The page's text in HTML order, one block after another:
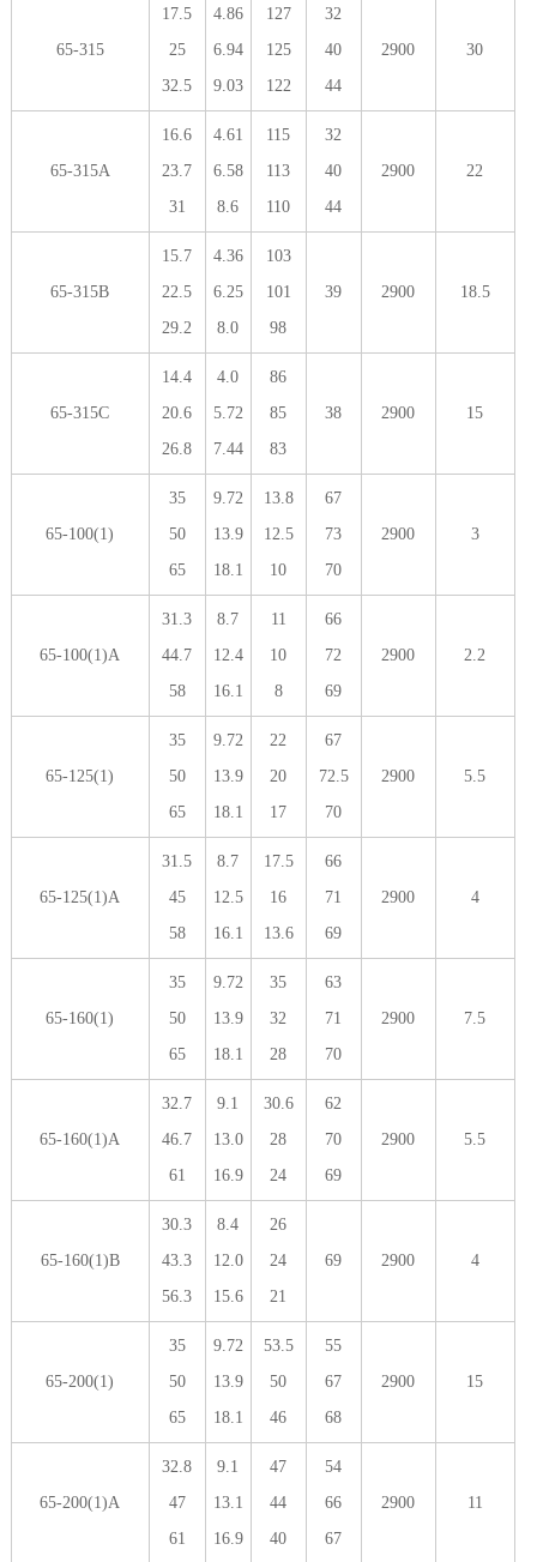
65-315
17.5
25
32.5
4.86
6.94
9.03
127
125
122
32
40
44
2900 30
65-315A
16.6
23.7
31
4.61
6.58
8.6
115
113
110
32
40
44
2900 22
65-315B
15.7
22.5
29.2
4.36
6.25
8.0
103
101
98
39 2900 18.5
65-315C
14.4
20.6
26.8
4.0
5.72
7.44
86
85
83
38 2900 15
65-100(1)
35
50
65
9.72
13.9
18.1
13.8
12.5
10
67
73
70
2900 3
65-100(1)A
31.3
44.7
58
8.7
12.4
16.1
11
10
8
66
72
69
2900 2.2
65-125(1)
35
50
65
9.72
13.9
18.1
22
20
17
67
72.5
70
2900 5.5
65-125(1)A
31.5
45
58
8.7
12.5
16.1
17.5
16
13.6
66
71
69
2900 4
65-160(1)
35
50
65
9.72
13.9
18.1
35
32
28
63
71
70
2900 7.5
65-160(1)A
32.7
46.7
61
9.1
13.0
16.9
30.6
28
24
62
70
69
2900 5.5
65-160(1)B
30.3
43.3
56.3
8.4
12.0
15.6
26
24
21
69 2900 4
65-200(1)
35
50
65
9.72
13.9
18.1
53.5
50
46
55
67
68
2900 15
65-200(1)A
32.8
47
61
9.1
13.1
16.9
47
44
40
54
66
67
2900 11